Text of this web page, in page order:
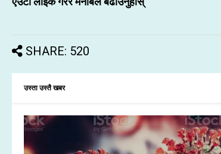
SHARE: 520
उस्ता उस्तै खबर